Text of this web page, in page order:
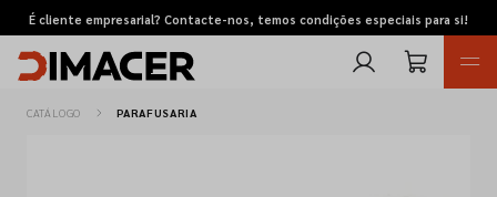
É cliente empresarial? Contacte-nos, temos condições especiais para si!
CATÁLOGO PARAFUSARIA